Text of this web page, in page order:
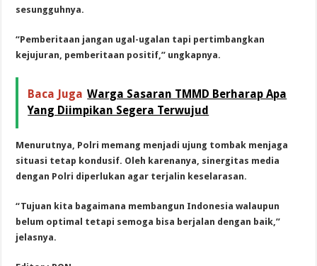
sesungguhnya.
“Pemberitaan jangan ugal-ugalan tapi pertimbangkan
kejujuran, pemberitaan positif,” ungkapnya.
Baca Juga Warga Sasaran TMMD Berharap Apa
Yang Diimpikan Segera Terwujud
Menurutnya, Polri memang menjadi ujung tombak menjaga
situasi tetap kondusif. Oleh karenanya, sinergitas media
dengan Polri diperlukan agar terjalin keselarasan.
“Tujuan kita bagaimana membangun Indonesia walaupun
belum optimal tetapi semoga bisa berjalan dengan baik,”
jelasnya.